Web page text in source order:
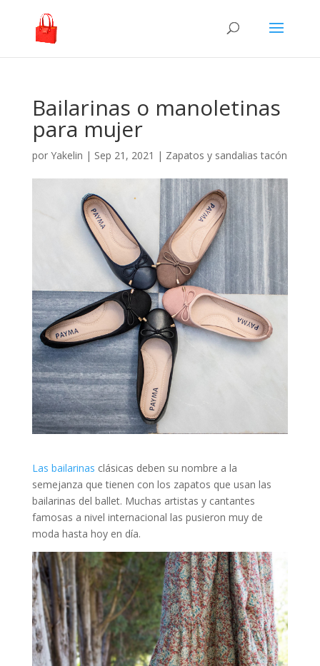
Bailarinas o manoletinas
para mujer
por Yakelin | Sep 21, 2021 | Zapatos y sandalias tacón
Las bailarinas clásicas deben su nombre a la
semejanza que tienen con los zapatos que usan las
bailarinas del ballet. Muchas artistas y cantantes
famosas a nivel internacional las pusieron muy de
moda hasta hoy en día.